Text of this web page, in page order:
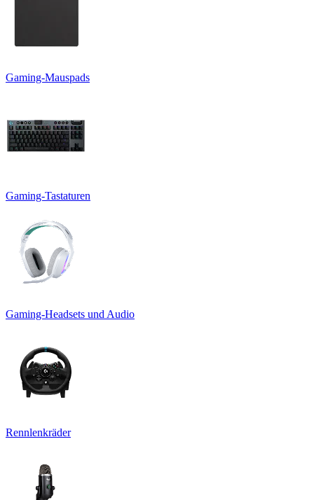
Gaming-Mauspads
Gaming-Tastaturen
Gaming-Headsets und Audio
Rennlenkräder